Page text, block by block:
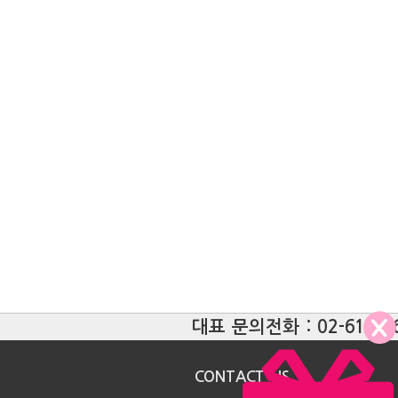
대표 문의전화 : 02-6121-
CONTACT US